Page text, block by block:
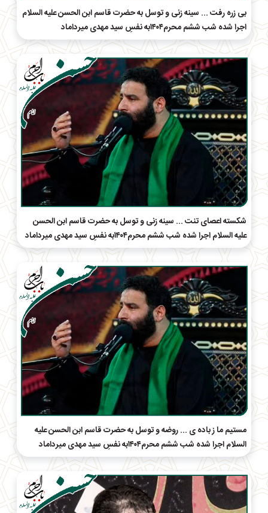
بی زره رفت ... سینه زنی و توسل به حضرت قاسم ابن الحسن علیه السلام
اجرا شده شب ششم محرم۱۴۰۴به نفسِ سید مهدی میرداماد
شکسته اعصای تنت ... سینه زنی و توسل به حضرت قاسم ابن الحسن
علیه السلام اجرا شده شب ششم محرم۱۴۰۴به نفسِ سید مهدی میرداماد
مستیم ما ز باده ی ... روضه و توسل به حضرت قاسم ابن الحسن علیه
السلام اجرا شده شب ششم محرم۱۴۰۴به نفسِ سید مهدی میرداماد